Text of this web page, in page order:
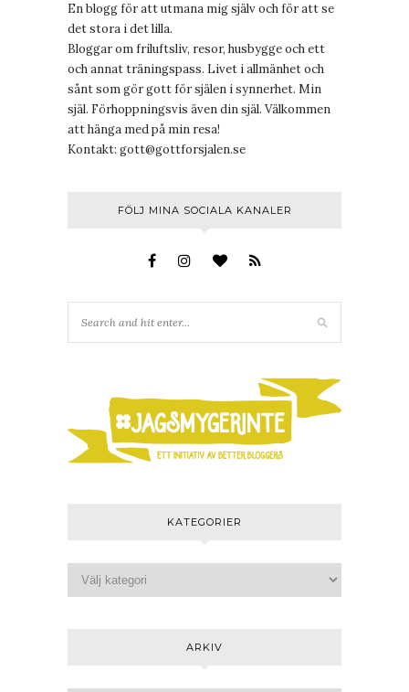
En blogg för att utmana mig själv och för att se
det stora i det lilla.
Bloggar om friluftsliv, resor, husbygge och ett
och annat träningspass. Livet i allmänhet och
sånt som gör gott för själen i synnerhet. Min
själ. Förhoppningsvis även din själ. Välkommen
att hänga med på min resa!
Kontakt: gott@gottforsjalen.se
FÖLJ MINA SOCIALA KANALER
KATEGORIER
ARKIV